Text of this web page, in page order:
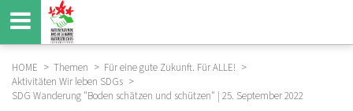
Direkt
zum
Inhalt
BREADCRUMB
HOME Themen
Für eine gute Zukunft. Für ALLE!
Aktivitäten Wir leben SDGs
SDG Wanderung "Boden schätzen und schützen" | 25. September 2022